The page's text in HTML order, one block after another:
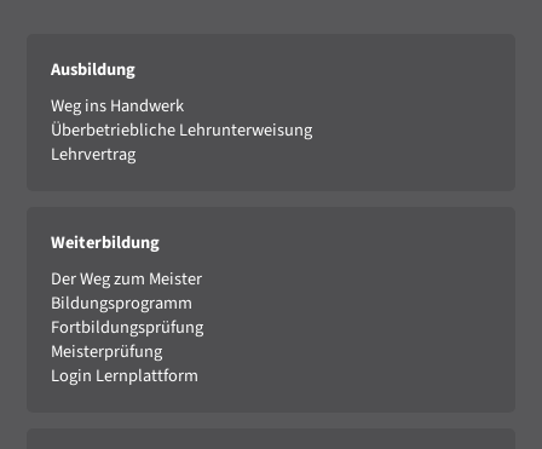
Ausbildung
Weg ins Handwerk
Überbetriebliche Lehrunterweisung
Lehrvertrag
Weiterbildung
Der Weg zum Meister
Bildungsprogramm
Fortbildungsprüfung
Meisterprüfung
Login Lernplattform